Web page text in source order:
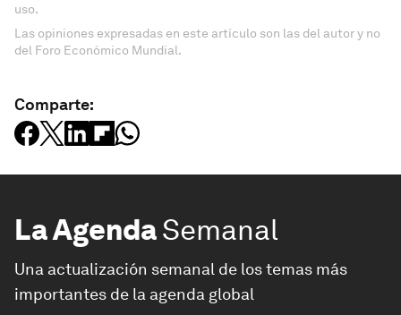
uso.
Las opiniones expresadas en este artículo son las del autor y no
del Foro Económico Mundial.
Comparte:
La AgendaSemanal
Una actualización semanal de los temas más
importantes de la agenda global